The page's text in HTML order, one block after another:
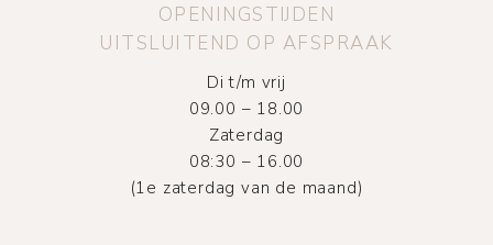
OPENINGSTIJDEN
UITSLUITEND OP AFSPRAAK
Di t/m vrij
09.00 – 18.00
Zaterdag
08:30 – 16.00
(1e zaterdag van de maand)